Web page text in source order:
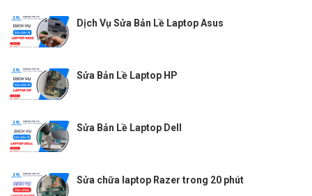
Dịch Vụ Sửa Bản Lề Laptop Asus
Sửa Bản Lề Laptop HP
Sửa Bản Lề Laptop Dell
Sửa chữa laptop Razer trong 20 phút